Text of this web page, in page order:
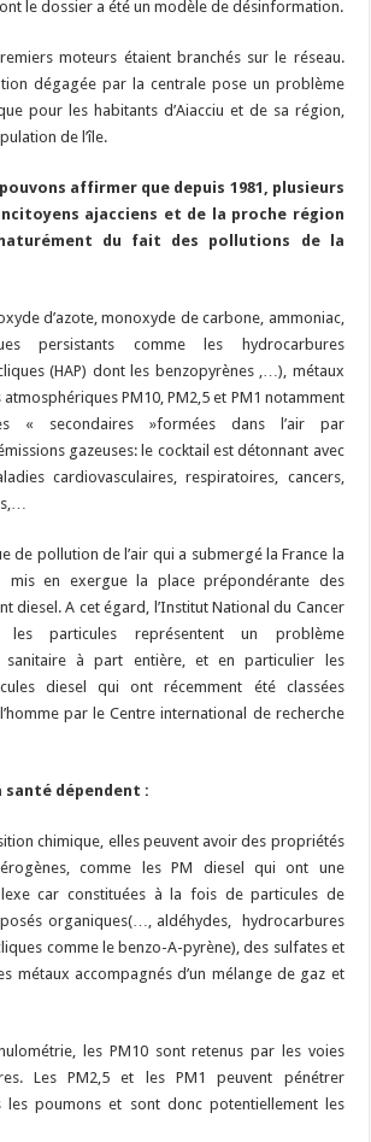
le dossier a été un modèle de désinformation.
moteurs étaient branchés sur le réseau.
dégagée par la centrale pose un problème
pour les habitants d’Aiacciu et de sa région,
de l’île.
affirmer que depuis 1981, plusieurs
ajacciens et de la proche région
du fait des pollutions de la
d’azote, monoxyde de carbone, ammoniac,
persistants comme les hydrocarbures
(HAP) dont les benzopyrènes ,…), métaux
PM10, PM2,5 et PM1 notamment
« secondaires »formées dans l’air par
gazeuses: le cocktail est détonnant avec
cardiovasculaires, respiratoires, cancers,
de pollution de l’air qui a submergé la France la
mis en exergue la place prépondérante des
diesel. A cet égard, l’Institut National du Cancer
particules représentent un problème
sanitaire à part entière, et en particulier les
diesel qui ont récemment été classées
par le Centre international de recherche
dépendent :
chimique, elles peuvent avoir des propriétés
comme les PM diesel qui ont une
car constituées à la fois de particules de
organiques(…, aldéhydes, hydrocarbures
comme le benzo-A-pyrène), des sulfates et
métaux accompagnés d’un mélange de gaz et
les PM10 sont retenus par les voies
Les PM2,5 et les PM1 peuvent pénétrer
les poumons et sont donc potentiellement les